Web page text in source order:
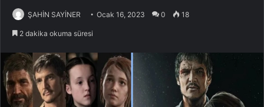
ŞAHİN SAYİNER Ocak 16, 2023 0 18
2 dakika okuma süresi